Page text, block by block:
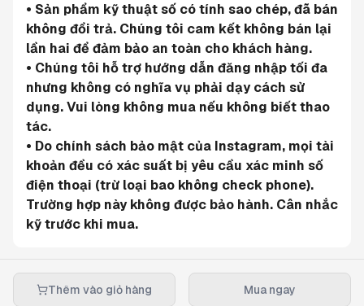
Thêm vào giỏ hàng Mua ngay
• Sản phẩm kỹ thuật số có tính sao chép, đã bán
không đổi trả. Chúng tôi cam kết không bán lại
lần hai để đảm bảo an toàn cho khách hàng.
• Chúng tôi hỗ trợ hướng dẫn đăng nhập tối đa
nhưng không có nghĩa vụ phải dạy cách sử
dụng. Vui lòng không mua nếu không biết thao
tác.
• Do chính sách bảo mật của Instagram, mọi tài
khoản đều có xác suất bị yêu cầu xác minh số
điện thoại (trừ loại bao không check phone).
Trường hợp này không được bảo hành. Cân nhắc
kỹ trước khi mua.